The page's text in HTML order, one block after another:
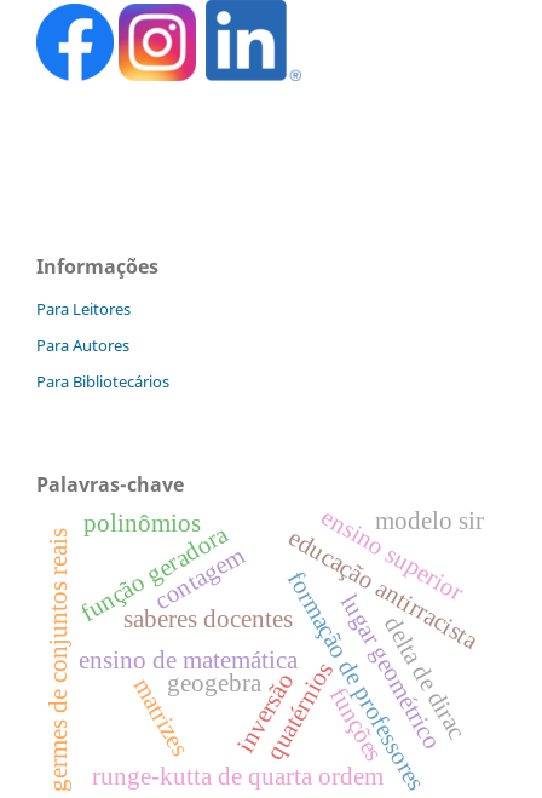
Informações
Para Leitores
Para Autores
Para Bibliotecários
Palavras-chave
formação de professores
educação antirracista
ensino de matemática
saberes docentes
quatérnios
inversão lugar geométrico
germes de conjuntos reais runge-kutta de quarta ordem
delta de dirac
função geradora
matrizes
contagem
geogebra
ensino superior
modelo sir
funções
polinômios